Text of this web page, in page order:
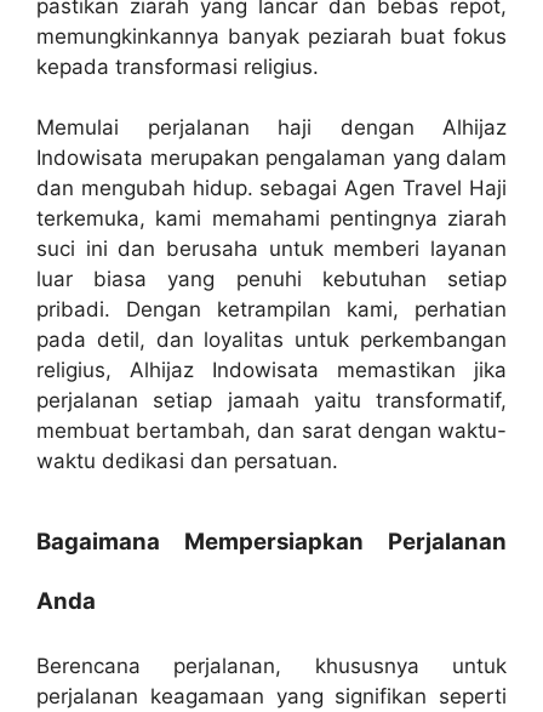
pastikan ziarah yang lancar dan bebas repot,
memungkinkannya banyak peziarah buat fokus
kepada transformasi religius.
Memulai perjalanan haji dengan Alhijaz
Indowisata merupakan pengalaman yang dalam
dan mengubah hidup. sebagai Agen Travel Haji
terkemuka, kami memahami pentingnya ziarah
suci ini dan berusaha untuk memberi layanan
luar biasa yang penuhi kebutuhan setiap
pribadi. Dengan ketrampilan kami, perhatian
pada detil, dan loyalitas untuk perkembangan
religius, Alhijaz Indowisata memastikan jika
perjalanan setiap jamaah yaitu transformatif,
membuat bertambah, dan sarat dengan waktu-
waktu dedikasi dan persatuan.
Bagaimana Mempersiapkan Perjalanan
Anda
Berencana perjalanan, khususnya untuk
perjalanan keagamaan yang signifikan seperti